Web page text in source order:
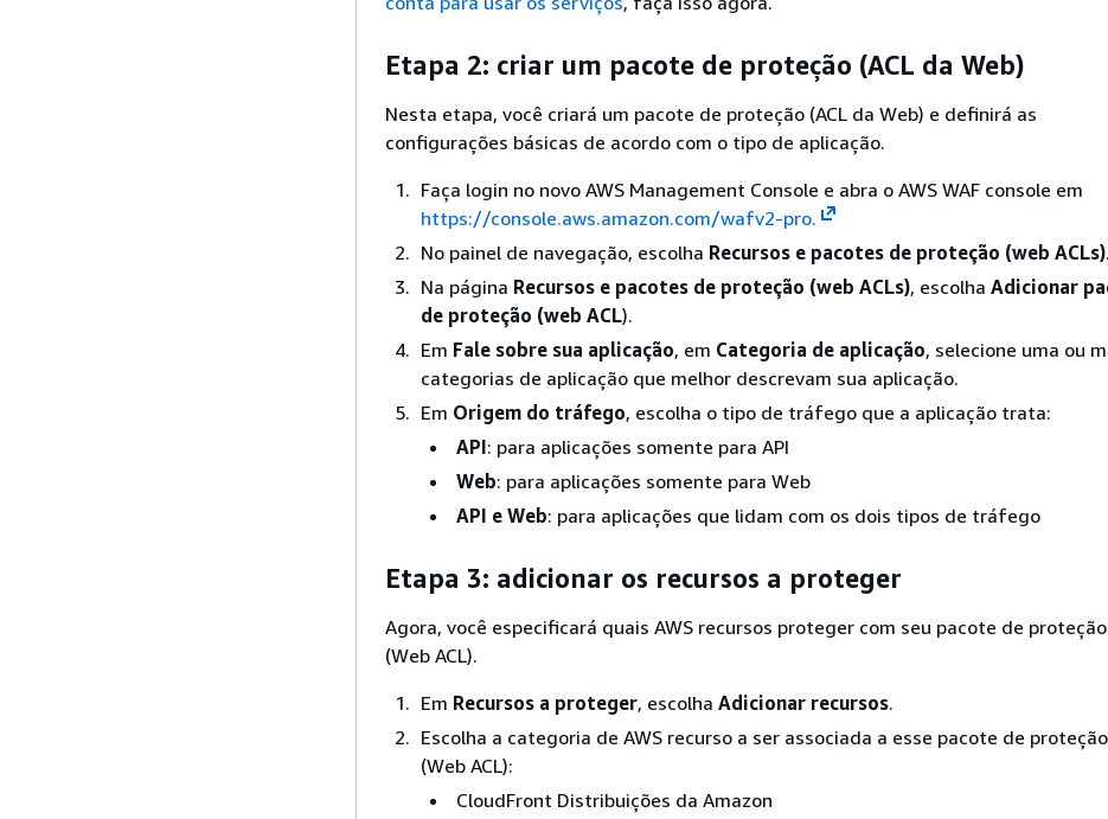
Etapa 2: criar um pacote de proteção (ACL da Web)
Nesta etapa, você criará um pacote de proteção (ACL da Web) e definirá as
configurações básicas de acordo com o tipo de aplicação.
Faça login no novo AWS Management Console e abra o AWS WAF console em
https://console.aws.amazon.com/wafv2-pro.
No painel de navegação, escolha Recursos e pacotes de proteção (web ACLs).
Na página Recursos e pacotes de proteção (web ACLs), escolha Adicionar
de proteção (web ACL).
Em Fale sobre sua aplicação, em Categoria de aplicação, selecione uma ou
categorias de aplicação que melhor descrevam sua aplicação.
Em Origem do tráfego, escolha o tipo de tráfego que a aplicação trata:
API: para aplicações somente para API
Web: para aplicações somente para Web
API e Web: para aplicações que lidam com os dois tipos de tráfego
Etapa 3: adicionar os recursos a proteger
Agora, você especificará quais AWS recursos proteger com seu pacote de proteção
(Web ACL).
Em Recursos a proteger, escolha Adicionar recursos.
Escolha a categoria de AWS recurso a ser associada a esse pacote de proteção
(Web ACL):
CloudFront Distribuições da Amazon